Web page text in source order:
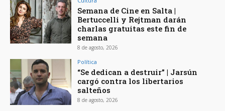
Semana de Cine en Salta |
Bertuccelli y Rejtman darán
charlas gratuitas este fin de
semana
8 de agosto, 2026
Política
“Se dedican a destruir” | Jarsún
cargó contra los libertarios
salteños
8 de agosto, 2026